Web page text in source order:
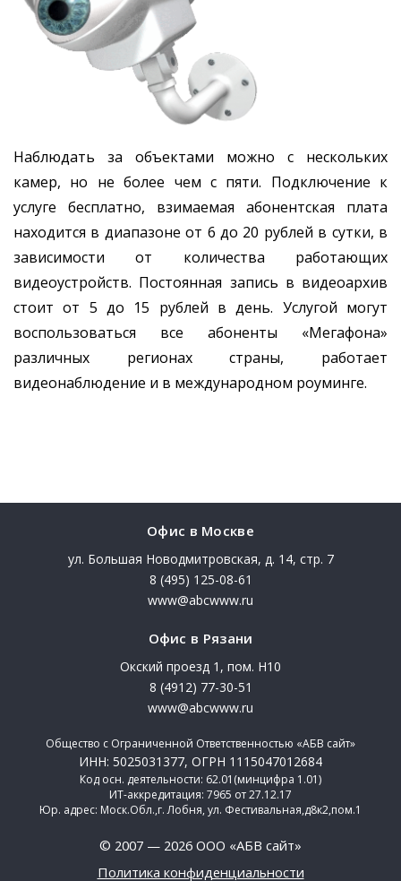
Наблюдать за объектами можно с нескольких
камер, но не более чем с пяти. Подключение к
услуге бесплатно, взимаемая абонентская плата
находится в диапазоне от 6 до 20 рублей в сутки, в
зависимости от количества работающих
видеоустройств. Постоянная запись в видеоархив
стоит от 5 до 15 рублей в день. Услугой могут
воспользоваться все абоненты «Мегафона»
различных регионах страны, работает
видеонаблюдение и в международном роуминге.
Офис в Москве
ул. Большая Новодмитровская, д. 14, стр. 7
8 (495) 125-08-61
www@abcwww.ru
Офис в Рязани
Окский проезд 1, пом. Н10
8 (4912) 77-30-51
www@abcwww.ru
Общество с Ограниченной Ответственностью «АБВ сайт»
ИНН: 5025031377, ОГРН 1115047012684
Код осн. деятельности: 62.01(минцифра 1.01)
ИТ-аккредитация: 7965 от 27.12.17
Юр. адрес: Моск.Обл.,г. Лобня, ул. Фестивальная,д8к2,пом.1
© 2007 — 2026 ООО «АБВ сайт»
Политика конфиденциальности